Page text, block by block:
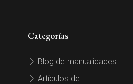
Categorías
Blog de manualidades
Artículos de